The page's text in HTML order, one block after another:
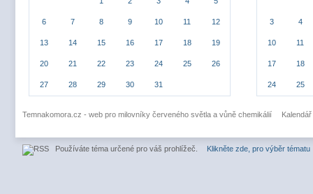
6 7 8 9 10 11 12
13 14 15 16 17 18 19
20 21 22 23 24 25 26
27 28 29 30 31
3 4
10 11
17 18
24 25
Temnakomora.cz - web pro milovníky červeného světla a vůně chemikálií Kalendář
Používáte téma určené pro váš prohlížeč. Klikněte zde, pro výběr tématu